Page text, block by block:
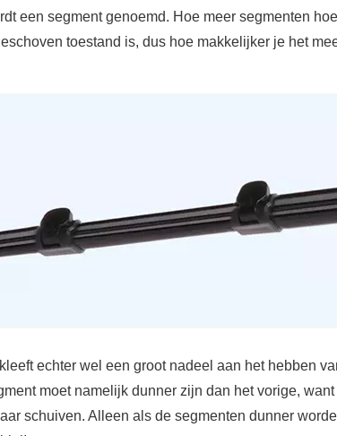
een segment genoemd. Hoe meer segmenten
toestand is, dus hoe makkelijker je het
echter wel een groot nadeel aan het hebben
moet namelijk dunner zijn dan het vorige,
schuiven. Alleen als de segmenten dunner